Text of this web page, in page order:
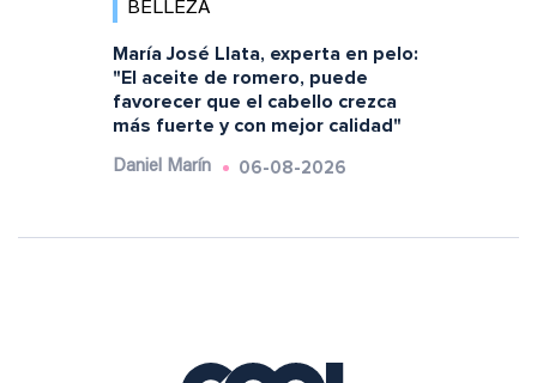
BELLEZA
María José Llata, experta en pelo:
"El aceite de romero, puede
favorecer que el cabello crezca
más fuerte y con mejor calidad"
Daniel Marín 06-08-2026